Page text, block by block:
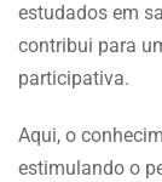
estudados em
contribui para
participativa.
Aqui, o
estimulando o